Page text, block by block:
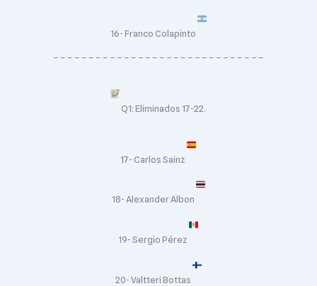
16- Franco Colapinto
– – – – – – – – – – – – – – – – – – – – – – – – – – – – – –
Q1: Eliminados 17-22.
17- Carlos Sainz
18- Alexander Albon
19- Sergio Pérez
20- Valtteri Bottas